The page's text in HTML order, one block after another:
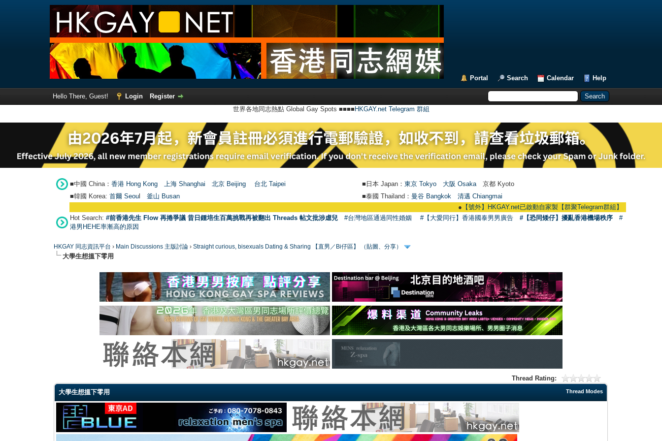
Portal Search Calendar Help
Hello There, Guest! Login
Register
世界各地同志熱點 Global Gay Spots ■■■■ HKGAY.net Telegram 群組
■中國 China： 香港 Hong Kong 上海 Shanghai 北京 Beijing 台北 Taipei ■日本 Japan： 東京 Tokyo 大阪 Osaka 京都 Kyoto
■韓國 Korea: 首爾 Seou 釜山 Busan ■泰國 Thailand： 曼谷 Bangkok
清邁 Chiangmai
【號外】HKGAY.net已啟動自家製【群聚Telegram群組】 HKGAY.net has
Hot Search: #前香港先生 Flow 再捲爭議 昔日鍾培生百萬挑戰再被翻出 Threads 帖文批涉虐兒 #台灣地區通過同性婚姻 #【大愛同行】香港國泰男男廣告 #【恐同矮仔】擾亂香港機場秩序
#
港男HEHE率漸高的原因
HKGAY 同志資訊平台 › Main Discussions 主版討論 ›Straight curious, bisexuals Dating & Sharing 【直男／Bi仔區】 （貼圖、分享）
大學生想搵下零用
Thread Rating:
Thread Modes
大學生想搵下零用